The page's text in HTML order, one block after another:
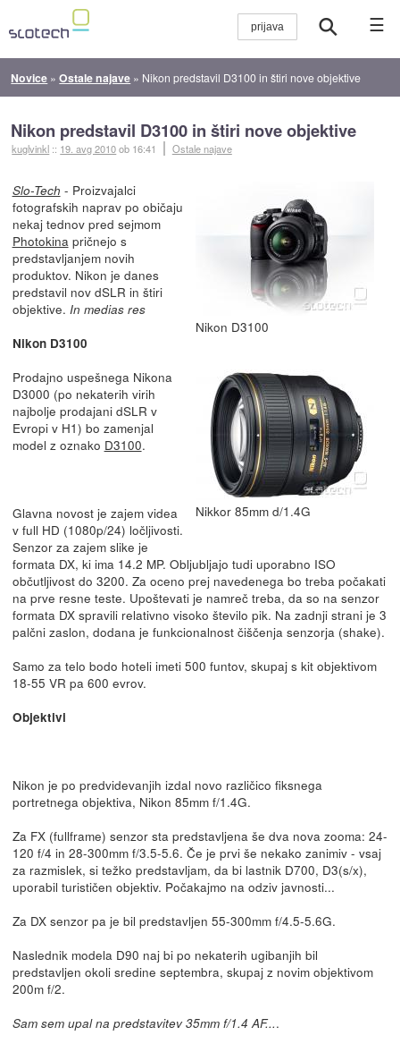
☰
Novice »Ostale najave » Nikon predstavil D3100 in štiri nove objektive
Nikon predstavil D3100 in štiri nove objektive
kuglvinkl :: 19. avg 2010ob 16:41 Ostale najave
Nikon D3100
Nikkor 85mm d/1.4G
Slo-Tech - Proizvajalci
fotografskih naprav po običaju
nekaj tednov pred sejmom
Photokina pričnejo s
predstavljanjem novih
produktov. Nikon je danes
predstavil nov dSLR in štiri
objektive. In medias res
Nikon D3100
Prodajno uspešnega Nikona
D3000 (po nekaterih virih
najbolje prodajani dSLR v
Evropi v H1) bo zamenjal
model z oznako D3100.
Glavna novost je zajem videa
v full HD (1080p/24) ločljivosti.
Senzor za zajem slike je
formata DX, ki ima 14.2 MP. Obljubljajo tudi uporabno ISO
občutljivost do 3200. Za oceno prej navedenega bo treba počakati
na prve resne teste. Upoštevati je namreč treba, da so na senzor
formata DX spravili relativno visoko število pik. Na zadnji strani je 3
palčni zaslon, dodana je funkcionalnost čiščenja senzorja (shake).
Samo za telo bodo hoteli imeti 500 funtov, skupaj s kit objektivom
18-55 VR pa 600 evrov.
Objektivi
Nikon je po predvidevanjih izdal novo različico fiksnega
portretnega objektiva, Nikon 85mm f/1.4G.
Za FX (fullframe) senzor sta predstavljena še dva nova zooma: 24-
120 f/4 in 28-300mm f/3.5-5.6. Če je prvi še nekako zanimiv - vsaj
za razmislek, si težko predstavljam, da bi lastnik D700, D3(s/x),
uporabil turističen objektiv. Počakajmo na odziv javnosti...
Za DX senzor pa je bil predstavljen 55-300mm f/4.5-5.6G.
Naslednik modela D90 naj bi po nekaterih ugibanjih bil
predstavljen okoli sredine septembra, skupaj z novim objektivom
200m f/2.
Sam sem upal na predstavitev 35mm f/1.4 AF....